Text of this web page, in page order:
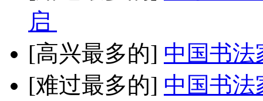
启
[高兴最多的] 中国书法
[难过最多的] 中国书法